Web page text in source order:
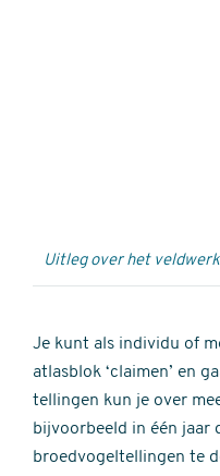
Uitleg over het
Je kunt als individu of
atlasblok ‘claimen’ en
tellingen kun je over
bijvoorbeeld in één jaar
broedvogeltellingen te